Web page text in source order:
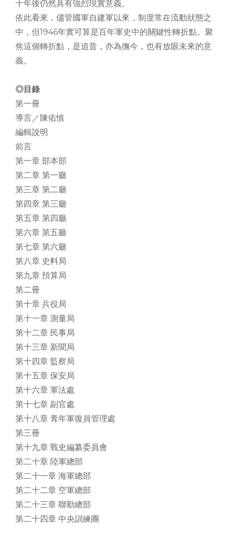
十年後仍然具有強烈現實意義。
依此看來，儘管國軍自建軍以來，制度常在流動狀態之
中，但1946年實可算是百年軍史中的關鍵性轉折點。聚
焦這個轉折點，是追昔，亦為撫今，也有放眼未來的意
義。
◎目錄
第一冊
導言／陳佑慎
編輯說明
前言
第一章 部本部
第二章 第一廳
第三章 第二廳
第四章 第三廳
第五章 第四廳
第六章 第五廳
第七章 第六廳
第八章 史料局
第九章 預算局
第二冊
第十章 兵役局
第十一章 測量局
第十二章 民事局
第十三章 新聞局
第十四章 監察局
第十五章 保安局
第十六章 軍法處
第十七章 副官處
第十八章 青年軍復員管理處
第三冊
第十九章 戰史編纂委員會
第二十章 陸軍總部
第二十一章 海軍總部
第二十二章 空軍總部
第二十三章 聯勤總部
第二十四章 中央訓練團